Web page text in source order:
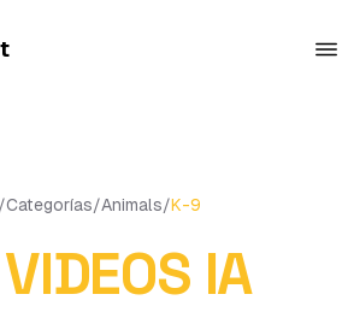
/Categorías/Animals/K-9
VIDEOS IA